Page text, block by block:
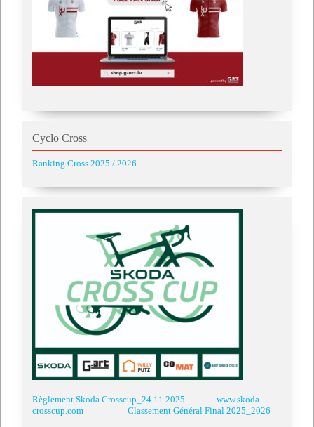
Cyclo Cross
Ranking Cross 2025 / 2026
Règlement Skoda Crosscup_24.11.2025
www.skoda-
crosscup.com
Classement Général Final 2025_2026